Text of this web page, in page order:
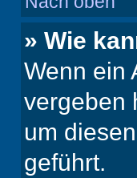
» Wie
Wenn ein
vergeben
um
geführt.